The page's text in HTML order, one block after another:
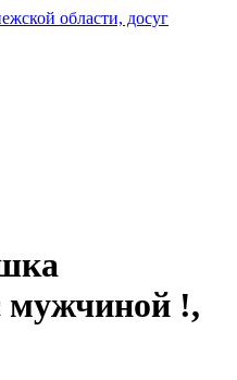
области, досуг
мужчиной !,